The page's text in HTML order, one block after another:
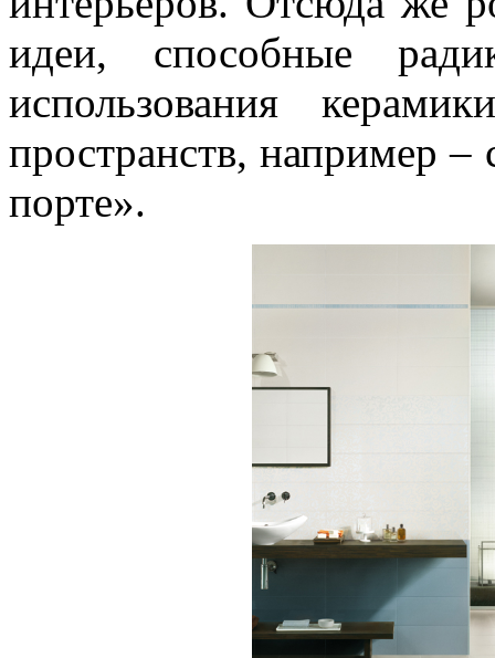
идеи, способные
использования
пространств, например –
порте».